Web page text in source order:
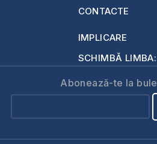
CONTACTE
IMPLICARE
SCHIMBĂ LIMBA:
Abonează-te la